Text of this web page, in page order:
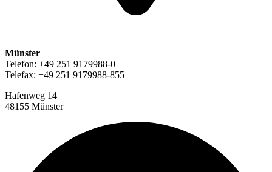
Münster
Telefon: +49 251 9179988-0
Telefax: +49 251 9179988-855
Hafenweg 14
48155 Münster